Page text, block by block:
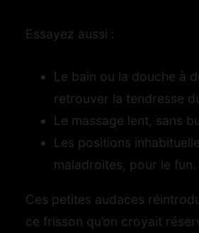
Essayez aussi :
Le bain ou la douche à
retrouver la tendresse
Le massage lent, sans
Les positions
maladroites, pour le fun.
Ces petites audaces
ce frisson qu’on croyait